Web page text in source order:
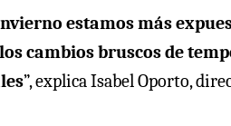
estamos más
cambios bruscos de
”, explica Isabel Oporto,